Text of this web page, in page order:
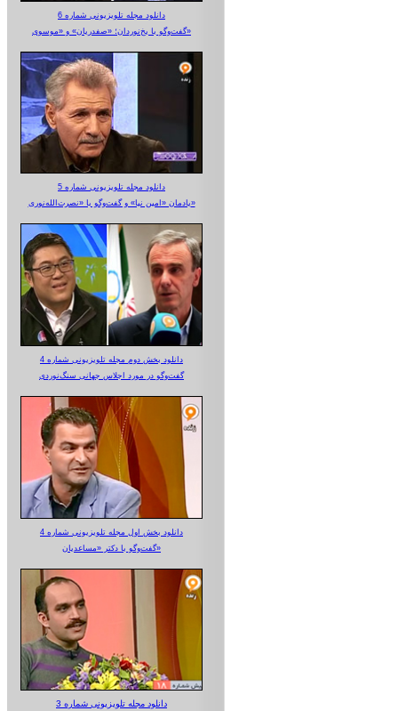
دانلود مجله تلویزیونی شماره 6
گفت‌وگو با یخ‌نوردان؛ «صفدریان» و «موسوی»
دانلود مجله تلویزیونی شماره 5
یادمان «امین نیا» و گفت‌وگو با «نصرت‌الله‌نوری»
دانلود بخش دوم مجله تلویزیونی شماره 4
گفت‌وگو در مورد اجلاس جهانی سنگ‌نوردی
دانلود بخش اول مجله تلویزیونی شماره 4
گفت‌وگو با دکتر «مساعدیان»
دانلود مجله تلویزیونی شماره 3